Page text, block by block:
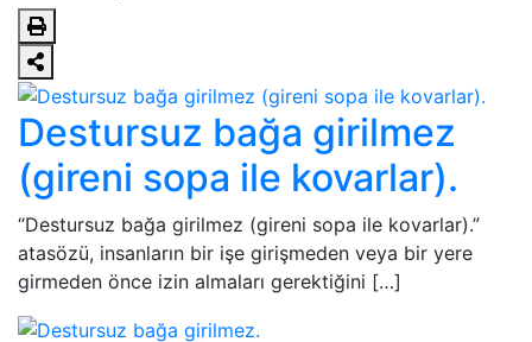
Destursuz bağa girilmez
(gireni sopa ile kovarlar).
“Destursuz bağa girilmez (gireni sopa ile kovarlar).”
atasözü, insanların bir işe girişmeden veya bir yere
girmeden önce izin almaları gerektiğini […]